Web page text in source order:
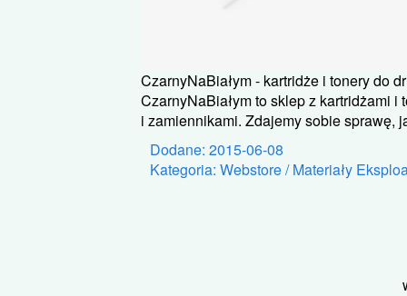
CzarnyNaBiałym - kartridże i tonery do
CzarnyNaBiałym to sklep z kartridżami
i zamiennikami. Zdajemy sobie sprawę,
Dodane: 2015-06-08
Kategoria: Webstore / Materiały